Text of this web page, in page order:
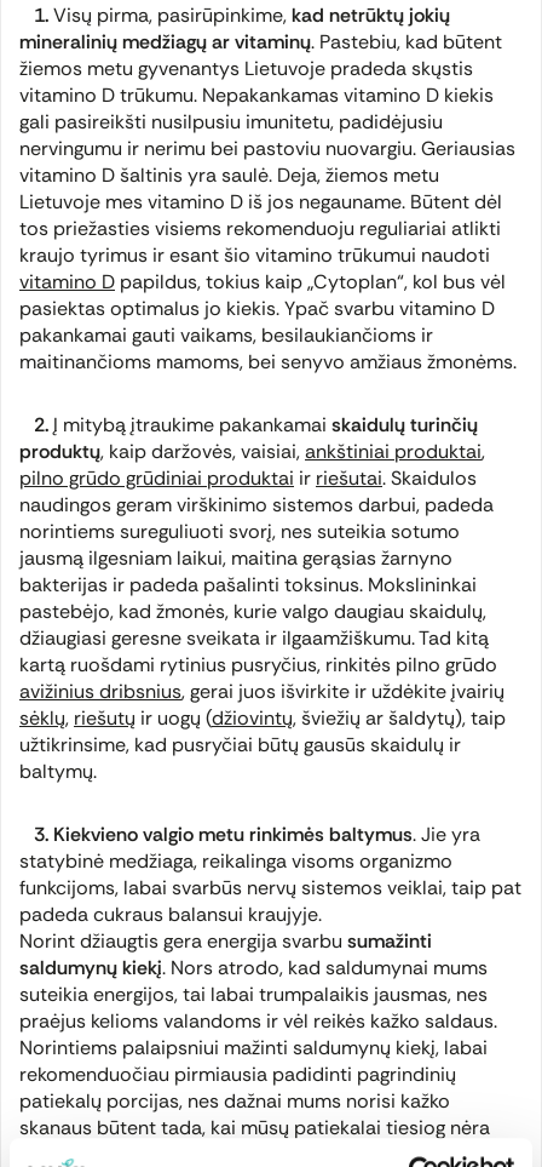
1.Visų pirma, pasirūpinkime,kad netrūktų jokių
mineralinių medžiagų ar vitaminų. Pastebiu, kad būtent
žiemos metu gyvenantys Lietuvoje pradeda skųstis
vitamino D trūkumu. Nepakankamas vitamino D kiekis
gali pasireikšti nusilpusiu imunitetu, padidėjusiu
nervingumu ir nerimu bei pastoviu nuovargiu. Geriausias
vitamino D šaltinis yra saulė. Deja, žiemos metu
Lietuvoje mes vitamino D iš jos negauname. Būtent dėl
tos priežasties visiems rekomenduoju reguliariai atlikti
kraujo tyrimus ir esant šio vitamino trūkumui naudoti
vitamino D papildus, tokius kaip „Cytoplan“, kol bus vėl
pasiektas optimalus jo kiekis. Ypač svarbu vitamino D
pakankamai gauti vaikams, besilaukiančioms ir
maitinančioms mamoms, bei senyvo amžiaus žmonėms.
2. Į mitybą įtraukime pakankamai skaidulų turinčių
produktų, kaip daržovės, vaisiai,ankštiniai produktai,
pilno grūdo grūdiniai produktai ir riešutai. Skaidulos
naudingos geram virškinimo sistemos darbui, padeda
norintiems sureguliuoti svorį, nes suteikia sotumo
jausmą ilgesniam laikui, maitina gerąsias žarnyno
bakterijas ir padeda pašalinti toksinus. Mokslininkai
pastebėjo, kad žmonės, kurie valgo daugiau skaidulų,
džiaugiasi geresne sveikata ir ilgaamžiškumu. Tad kitą
kartą ruošdami rytinius pusryčius, rinkitės pilno grūdo
avižinius dribsnius, gerai juos išvirkite ir uždėkite įvairių
sėklų, riešutų ir uogų (džiovintų, šviežių ar šaldytų), taip
užtikrinsime, kad pusryčiai būtų gausūs skaidulų ir
baltymų.
3. Kiekvieno valgio metu rinkimės baltymus. Jie yra
statybinė medžiaga, reikalinga visoms organizmo
funkcijoms, labai svarbūs nervų sistemos veiklai, taip pat
padeda cukraus balansui kraujyje.
Norint džiaugtis gera energija svarbu sumažinti
saldumynų kiekį. Nors atrodo, kad saldumynai mums
suteikia energijos, tai labai trumpalaikis jausmas, nes
praėjus kelioms valandoms ir vėl reikės kažko saldaus.
Norintiems palaipsniui mažinti saldumynų kiekį, labai
rekomenduočiau pirmiausia padidinti pagrindinių
patiekalų porcijas, nes dažnai mums norisi kažko
skanaus būtent tada, kai mūsų patiekalai tiesiog nėra
pakankamai dideli ir maistingi. Dėkime į lėkštę daugiau